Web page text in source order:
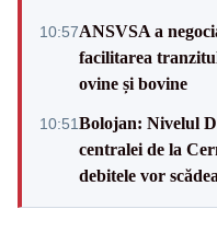
10:57ANSVSA a
facilitarea
ovine și bovine
10:51Bolojan: Nivelul
centralei de la
debitele vor scădea